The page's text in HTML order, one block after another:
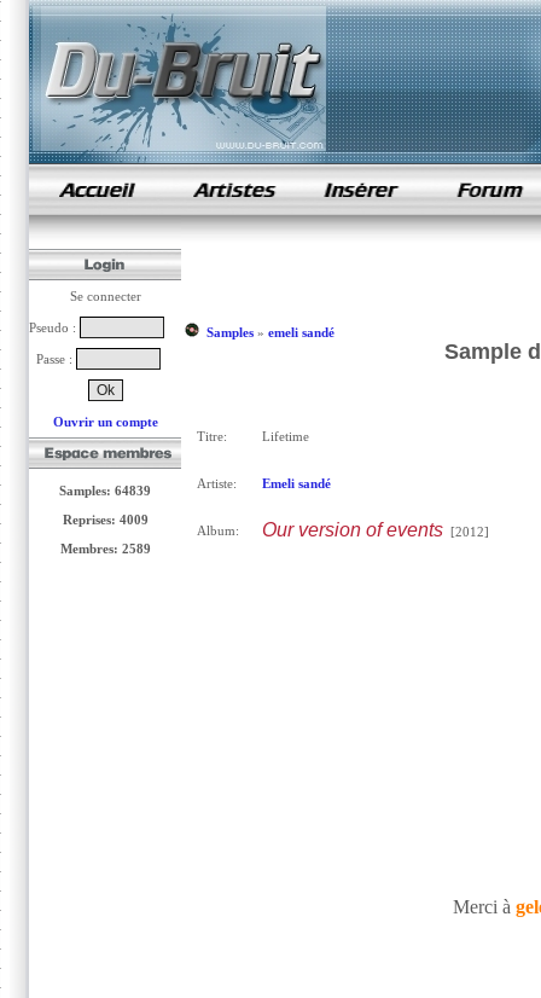
samples de rap
Se connecter
Pseudo :
Passe :
Ouvrir un compte
Samples: 64839
Reprises: 4009
Membres: 2589
Samples» emeli sandé
Sample
Titre: Lifetime
Artiste: Emeli sandé
Album: Our version of events[2012]
Merci à